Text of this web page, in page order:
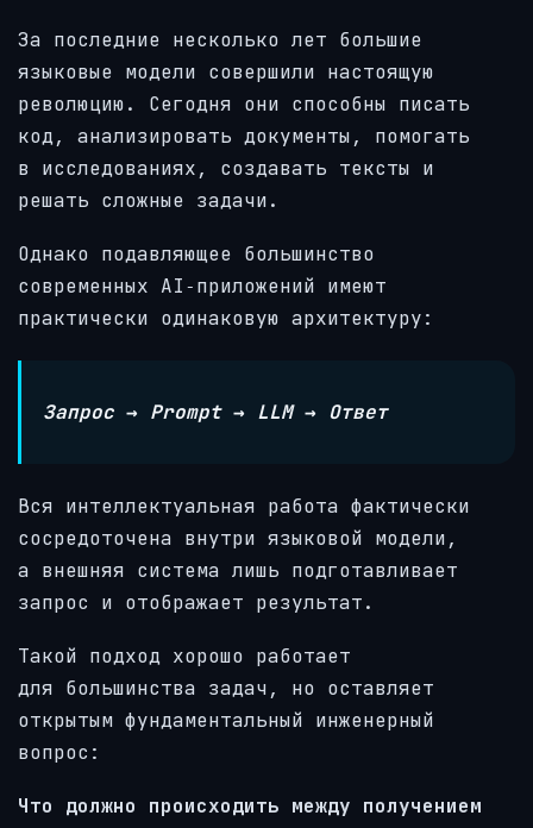
За последние несколько лет большие
языковые модели совершили настоящую
революцию. Сегодня они способны писать
код, анализировать документы, помогать
в исследованиях, создавать тексты и
решать сложные задачи.
Однако подавляющее большинство
современных AI‑приложений имеют
практически одинаковую архитектуру:
Запрос → Prompt → LLM → Ответ
Вся интеллектуальная работа фактически
сосредоточена внутри языковой модели,
а внешняя система лишь подготавливает
запрос и отображает результат.
Такой подход хорошо работает
для большинства задач, но оставляет
открытым фундаментальный инженерный
вопрос:
Что должно происходить между получением